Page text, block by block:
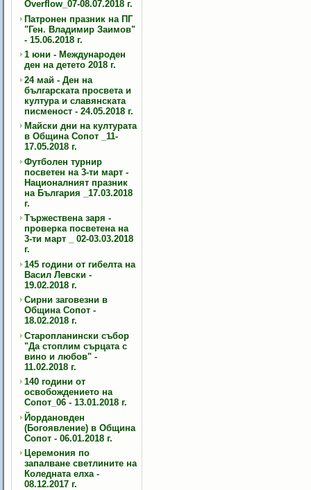
Overflow_07-08.07.2018 г.
Патронен празник на ПГ
"Ген. Владимир Заимов"
- 15.06.2018 г.
1 юни - Международен
ден на детето 2018 г.
24 май - Ден на
българската просвета и
култура и славянската
писменост - 24.05.2018 г.
Майски дни на културата
в Община Сопот _11-
17.05.2018 г.
Футболен турнир
посветен на 3-ти март -
Националният празник
на България _17.03.2018
г.
Тържествена заря -
проверка посветена на
3-ти март _ 02-03.03.2018
г.
145 години от гибелта на
Васил Левски -
19.02.2018 г.
Сирни заговезни в
Община Сопот -
18.02.2018 г.
Старопланински събор
"Да стоплим сърцата с
вино и любов" -
11.02.2018 г.
140 години от
освобождението на
Сопот_06 - 13.01.2018 г.
Йордановден
(Богоявление) в Община
Сопот - 06.01.2018 г.
Церемония по
запалване светлините на
Коледната елха -
08.12.2017 г.